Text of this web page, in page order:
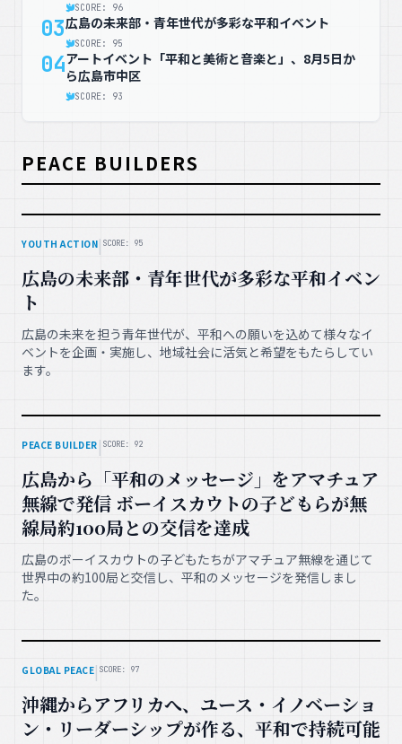
PEACE BUILDERS
YOUTH ACTION| SCORE: 95
広島の未来部・青年世代が多彩な平和イベン
ト
広島の未来を担う青年世代が、平和への願いを込めて様々なイ
ベントを企画・実施し、地域社会に活気と希望をもたらしてい
ます。
PEACE BUILDER | SCORE: 92
広島から「平和のメッセージ」をアマチュア
無線で発信 ボーイスカウトの子どもらが無
線局約100局との交信を達成
広島のボーイスカウトの子どもたちがアマチュア無線を通じて
世界中の約100局と交信し、平和のメッセージを発信しまし
た。
GLOBAL PEACE| SCORE: 97
沖縄からアフリカへ、ユース・イノベーショ
ン・リーダーシップが作る、平和で持続可能
SCORE: 96
03広島の未来部・青年世代が多彩な平和イベント
SCORE: 95
04アートイベント「平和と美術と音楽と」、8月5日か
ら広島市中区
SCORE: 93